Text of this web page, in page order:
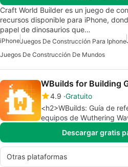
Craft World Builder es un juego de
recursos disponible para iPhone,
papel de dinosaurios que…
iPhoneJuegos De Construcción Para Iphone
Juegos De Construcción De Mundos
WBuilds for Building
4.9 Gratuito
<h2>WBuilds: Guía de
equipos de Wuthering
Descargar gratis
Otras plataformas